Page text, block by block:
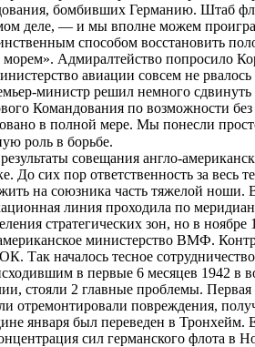
бомбивших Германию. Штаб
деле, — и мы вполне можем
способом восстановить
Адмиралтейство попросило
авиации совсем не
министр решил немного
Командования по возможности
в полной мере. Мы понесли
роль в борьбе.
совещания англо-
До сих пор ответственность за весь
на союзника часть тяжелой ноши.
линия проходила по
стратегических зон, но в
министерство ВМФ.
Так началось тесное
в первые 6 месяцев 1942 в
2 главные проблемы. Первая
отремонтировали повреждения,
января был переведен в Тронхейм.
сил германского флота